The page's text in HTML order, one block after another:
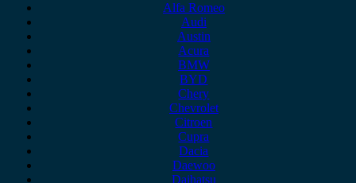
Alfa Romeo
Audi
Austin
Acura
BMW
BYD
Chery
Chevrolet
Citroen
Cupra
Dacia
Daewoo
Daihatsu